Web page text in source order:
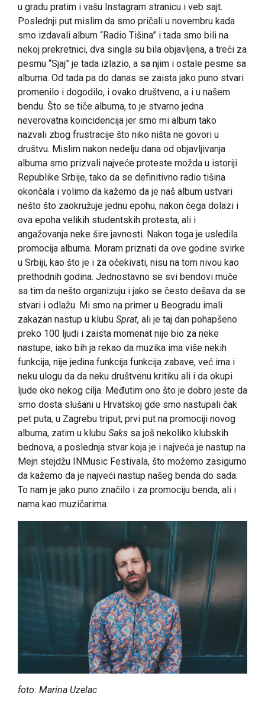
u gradu pratim i vašu Instagram stranicu i veb sajt.
Poslednji put mislim da smo pričali u novembru kada
smo izdavali album “Radio Tišina” i tada smo bili na
nekoj prekretnici, dva singla su bila objavljena, a treći za
pesmu “Sjaj” je tada izlazio, a sa njim i ostale pesme sa
albuma. Od tada pa do danas se zaista jako puno stvari
promenilo i dogodilo, i ovako društveno, a i u našem
bendu. Što se tiče albuma, to je stvarno jedna
neverovatna koincidencija jer smo mi album tako
nazvali zbog frustracije što niko ništa ne govori u
društvu. Mislim nakon nedelju dana od objavljivanja
albuma smo prizvali najveće proteste možda u istoriji
Republike Srbije, tako da se definitivno radio tišina
okončala i volimo da kažemo da je naš album ustvari
nešto što zaokružuje jednu epohu, nakon čega dolazi i
ova epoha velikih studentskih protesta, ali i
angažovanja neke šire javnosti. Nakon toga je usledila
promocija albuma. Moram priznati da ove godine svirke
u Srbiji, kao što je i za očekivati, nisu na tom nivou kao
prethodnih godina. Jednostavno se svi bendovi muče
sa tim da nešto organizuju i jako se često dešava da se
stvari i odlažu. Mi smo na primer u Beogradu imali
zakazan nastup u klubu Sprat, ali je taj dan pohapšeno
preko 100 ljudi i zaista momenat nije bio za neke
nastupe, iako bih ja rekao da muzika ima više nekih
funkcija, nije jedina funkcija funkcija zabave, već ima i
neku ulogu da da neku društvenu kritiku ali i da okupi
ljude oko nekog cilja. Međutim ono što je dobro jeste da
smo dosta slušani u Hrvatskoj gde smo nastupali čak
pet puta, u Zagrebu triput, prvi put na promociji novog
albuma, zatim u klubu Saks sa još nekoliko klubskih
bednova, a poslednja stvar koja je i najveća je nastup na
Mejn stejdžu INMusic Festivala, što možemo zasigurno
da kažemo da je najveći nastup našeg benda do sada.
To nam je jako puno značilo i za promociju benda, ali i
nama kao muzičarima.
foto: Marina Uzelac